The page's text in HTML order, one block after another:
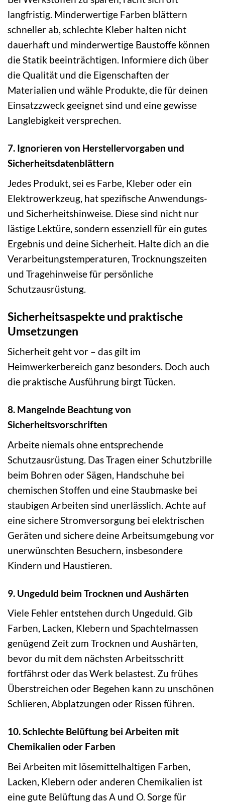
langfristig. Minderwertige Farben blättern
schneller ab, schlechte Kleber halten nicht
dauerhaft und minderwertige Baustoffe können
die Statik beeinträchtigen. Informiere dich über
die Qualität und die Eigenschaften der
Materialien und wähle Produkte, die für deinen
Einsatzzweck geeignet sind und eine gewisse
Langlebigkeit versprechen.
7. Ignorieren von Herstellervorgaben und
Sicherheitsdatenblättern
Jedes Produkt, sei es Farbe, Kleber oder ein
Elektrowerkzeug, hat spezifische Anwendungs-
und Sicherheitshinweise. Diese sind nicht nur
lästige Lektüre, sondern essenziell für ein gutes
Ergebnis und deine Sicherheit. Halte dich an die
Verarbeitungstemperaturen, Trocknungszeiten
und Tragehinweise für persönliche
Schutzausrüstung.
Sicherheitsaspekte und praktische
Umsetzungen
Sicherheit geht vor – das gilt im
Heimwerkerbereich ganz besonders. Doch auch
die praktische Ausführung birgt Tücken.
8. Mangelnde Beachtung von
Sicherheitsvorschriften
Arbeite niemals ohne entsprechende
Schutzausrüstung. Das Tragen einer Schutzbrille
beim Bohren oder Sägen, Handschuhe bei
chemischen Stoffen und eine Staubmaske bei
staubigen Arbeiten sind unerlässlich. Achte auf
eine sichere Stromversorgung bei elektrischen
Geräten und sichere deine Arbeitsumgebung vor
unerwünschten Besuchern, insbesondere
Kindern und Haustieren.
9. Ungeduld beim Trocknen und Aushärten
Viele Fehler entstehen durch Ungeduld. Gib
Farben, Lacken, Klebern und Spachtelmassen
genügend Zeit zum Trocknen und Aushärten,
bevor du mit dem nächsten Arbeitsschritt
fortfährst oder das Werk belastest. Zu frühes
Überstreichen oder Begehen kann zu unschönen
Schlieren, Abplatzungen oder Rissen führen.
10. Schlechte Belüftung bei Arbeiten mit
Chemikalien oder Farben
Bei Arbeiten mit lösemittelhaltigen Farben,
Lacken, Klebern oder anderen Chemikalien ist
eine gute Belüftung das A und O. Sorge für